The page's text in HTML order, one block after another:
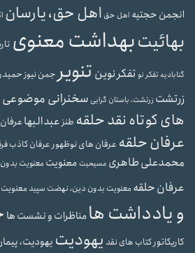
انجمن حجتیه اهل حق اهل حق، یارسان
بهائیتبهداشت معنوی
گنابادیه تفکر نوتفکر نوین تنویر جمن نیوز
زرتشت زرتشت، باستان گرایی سخنرانی موضوعی
های کوتاه نقد حلقه طنزعبدالبها
عرفان حلقه عرفان های نوظهور عرفان کاذب
محمدعلی طاهری مسیحیت معنویت معنویت
عرفان حلقه معنویت بدون دین، نهضت سپیدمعنویت
و یادداشت هامناظرات و نشست ها
کاریکاتور کتاب های نقد یهودیت یهودیت،